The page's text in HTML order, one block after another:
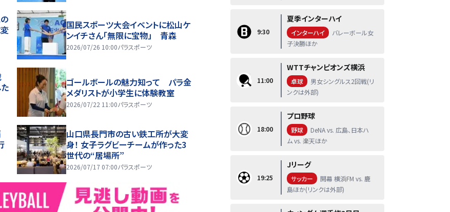
国民スポーツ大会イベントに松山ケ
ンイチさん「無限に宝物」 青森
2026/07/26 10:00パラスポーツ
ゴールボールの魅力知って パラ金
メダリストが小学生に体験教室
2026/07/22 11:00パラスポーツ
山口県長門市の古い鉄工所が大変
身！ 女子ラグビーチームが作った3
世代の“居場所”
2026/07/17 07:00パラスポーツ
9:30
夏季インターハイ
インターハイ
バレーボール女
子決勝ほか
11:00
WTTチャンピオンズ横浜
卓球
男女シングルス2回戦(リ
ンクは外部)
18:00
プロ野球
野球
DeNA vs. 広島、日本ハ
ム vs. 楽天ほか
19:25
Jリーグ
サッカー
開幕 横浜FM vs. 鹿
島ほか(リンクは外部)